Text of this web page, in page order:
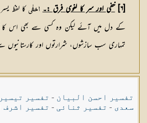
[٦] خفی اور سر کا لغوی فرق :۔ اخفٰیکا لفظ
کے دل میں آئے لیکن وہ کسی سے بھی اس کا
تمہاری سب سازشوں، شرارتوں اور
تفسیر احسن البیان - تفسیر
سعدی - تفسیر ثنائی - تفسیر اشرف